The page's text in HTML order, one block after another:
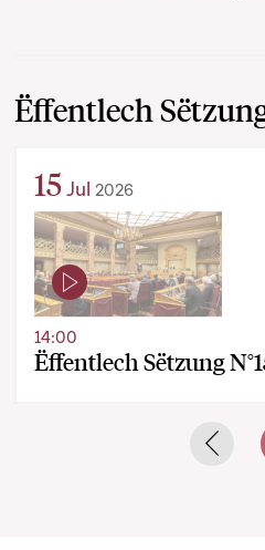
Ëffentlech
15Jul 2026
Ëffentlech Sëtzung
14:00